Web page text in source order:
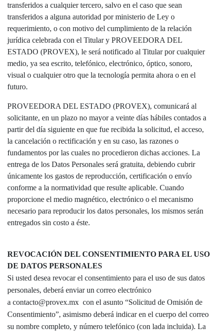
transferidos a cualquier tercero, salvo en el caso que sean
transferidos a alguna autoridad por ministerio de Ley o
requerimiento, o con motivo del cumplimiento de la relación
jurídica celebrada con el Titular y PROVEEDORA DEL
ESTADO (PROVEX), le será notificado al Titular por cualquier
medio, ya sea escrito, telefónico, electrónico, óptico, sonoro,
visual o cualquier otro que la tecnología permita ahora o en el
futuro.
PROVEEDORA DEL ESTADO (PROVEX), comunicará al
solicitante, en un plazo no mayor a veinte días hábiles contados a
partir del día siguiente en que fue recibida la solicitud, el acceso,
la cancelación o rectificación y en su caso, las razones o
fundamentos por las cuales no procedieron dichas acciones. La
entrega de los Datos Personales será gratuita, debiendo cubrir
únicamente los gastos de reproducción, certificación o envío
conforme a la normatividad que resulte aplicable. Cuando
proporcione el medio magnético, electrónico o el mecanismo
necesario para reproducir los datos personales, los mismos serán
entregados sin costo a éste.
REVOCACIÓN DEL CONSENTIMIENTO PARA EL USO
DE DATOS PERSONALES
Si usted desea revocar el consentimiento para el uso de sus datos
personales, deberá enviar un correo electrónico
a contacto@provex.mx con el asunto “Solicitud de Omisión de
Consentimiento”, asimismo deberá indicar en el cuerpo del correo
su nombre completo, y número telefónico (con lada incluida). La